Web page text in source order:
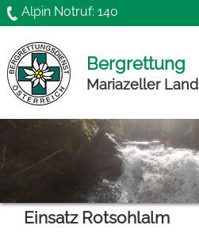
Direkt zum Inhalt
Alpin Notruf: 140
Bergrettung
Mariazeller Land
Home
Mannschaft
News
Einsatz Rotsohlalm